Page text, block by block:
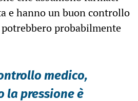
e hanno un buon controllo
probabilmente
medico,
la pressione è